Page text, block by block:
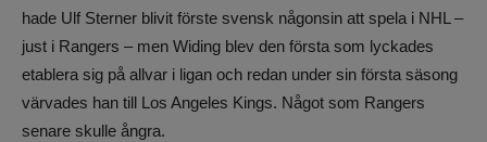
hade Ulf Sterner blivit förste svensk någonsin att spela i NHL –
just i Rangers – men Widing blev den första som lyckades
etablera sig på allvar i ligan och redan under sin första säsong
värvades han till Los Angeles Kings. Något som Rangers
senare skulle ångra.